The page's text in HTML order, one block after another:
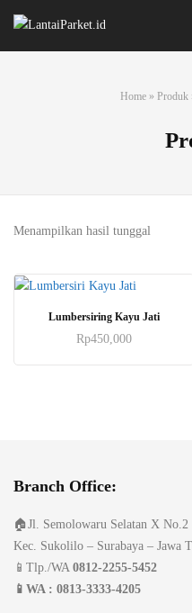
Home» Produk
Menampilkan hasil tunggal
Lumbersiring Kayu Jati
Rp450,000
Branch Office:
🏠Jl. Semolowaru Selatan X No.2
Kec. Sukolilo – Surabaya – Jawa
📱Tlp./WA 0812-2255-5452
📱WA : 0813-3333-4205